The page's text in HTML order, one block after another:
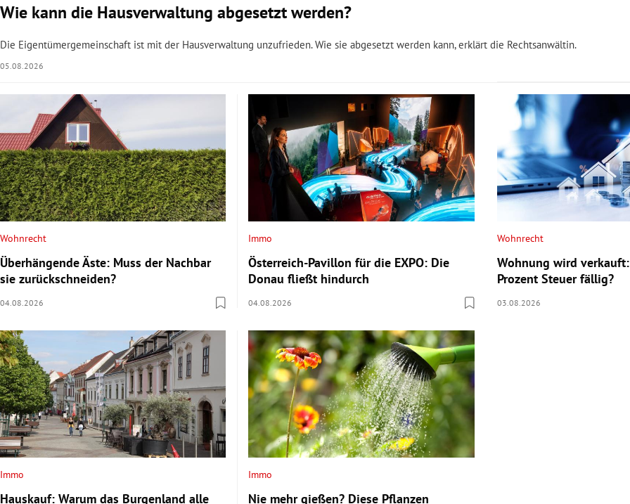
Wie kann die Hausverwaltung abgesetzt werden?
Die Eigentümergemeinschaft ist mit der Hausverwaltung unzufrieden. Wie sie abgesetzt werden kann, erklärt die Rechtsanwältin.
05.08.2026
Wohnrecht
Überhängende Äste: Muss der Nachbar
sie zurückschneiden?
04.08.2026
Immo
Österreich-Pavillon für die EXPO: Die
Donau fließt hindurch
04.08.2026
Wohnrecht
Wohnung wird
Prozent Steuer fällig?
03.08.2026
Immo
Hauskauf: Warum das Burgenland alle
Immo
Nie mehr gießen? Diese Pflanzen